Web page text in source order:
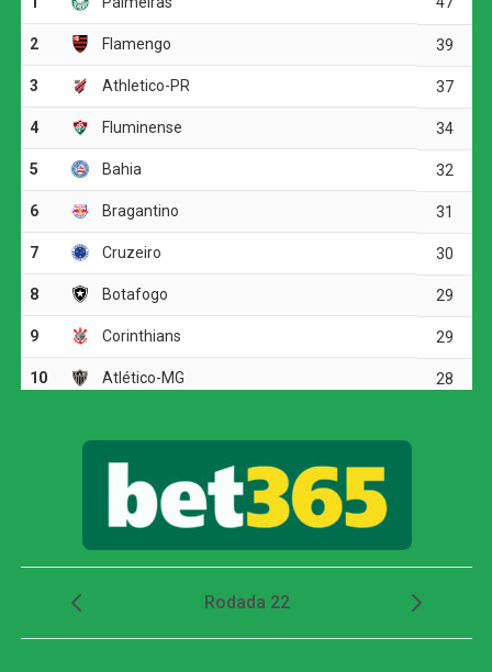
foram raras.
A melhor oportunidade antes do intervalo foi do
Corinthians. Aos 23 minutos, Allan fez um cruzamento
preciso para Matheuzinho, que cabeceou com força, mas
O ritmo aumentou no segundo tempo, e o Corinthians
voltou a ameaçar aos 20 minutos. Matheuzinho recuperou
a bola no meio-campo e acionou Yuri Alberto. O atacante
dominou, girou diante da marcação e finalizou com
potência da entrada da área, obrigando Santos a fazer
outra grande intervenção.
Palmeiras avança às quartas da Copa do Brasil
Dois minutos mais tarde, Yuri Alberto recebeu um
lançamento de Allan, invadiu a área, mas não conseguiu
finalizar bem e chutou em cima do goleiro adversário.
cobrança de escanteio. Gilberto desviou a bola na